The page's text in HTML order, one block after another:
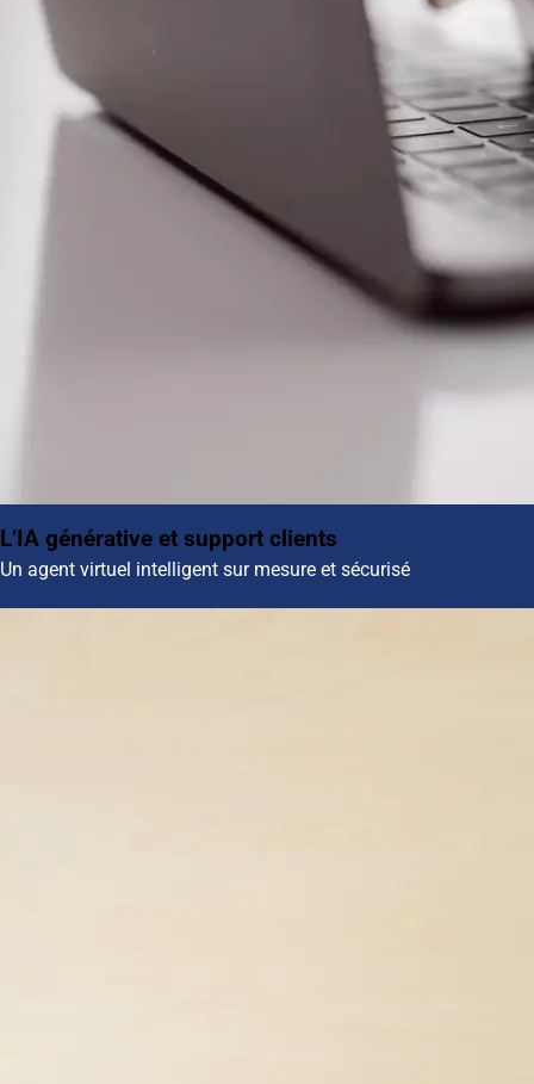
L’IA générative et support clients
Un agent virtuel intelligent sur mesure et sécurisé